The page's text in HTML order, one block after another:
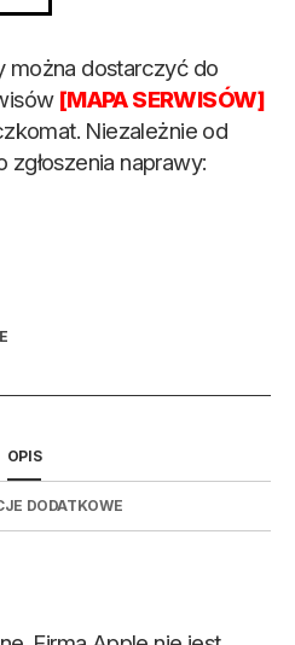
można dostarczyć do
[MAPA SERWISÓW]
Niezależnie od
naprawy:
OPIS
DODATKOWE